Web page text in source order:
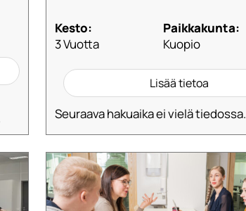
Kesto:
3 Vuotta
Paikkakunta:
Kuopio
Lisää tietoa
Seuraava hakuaika ei vielä tiedossa.